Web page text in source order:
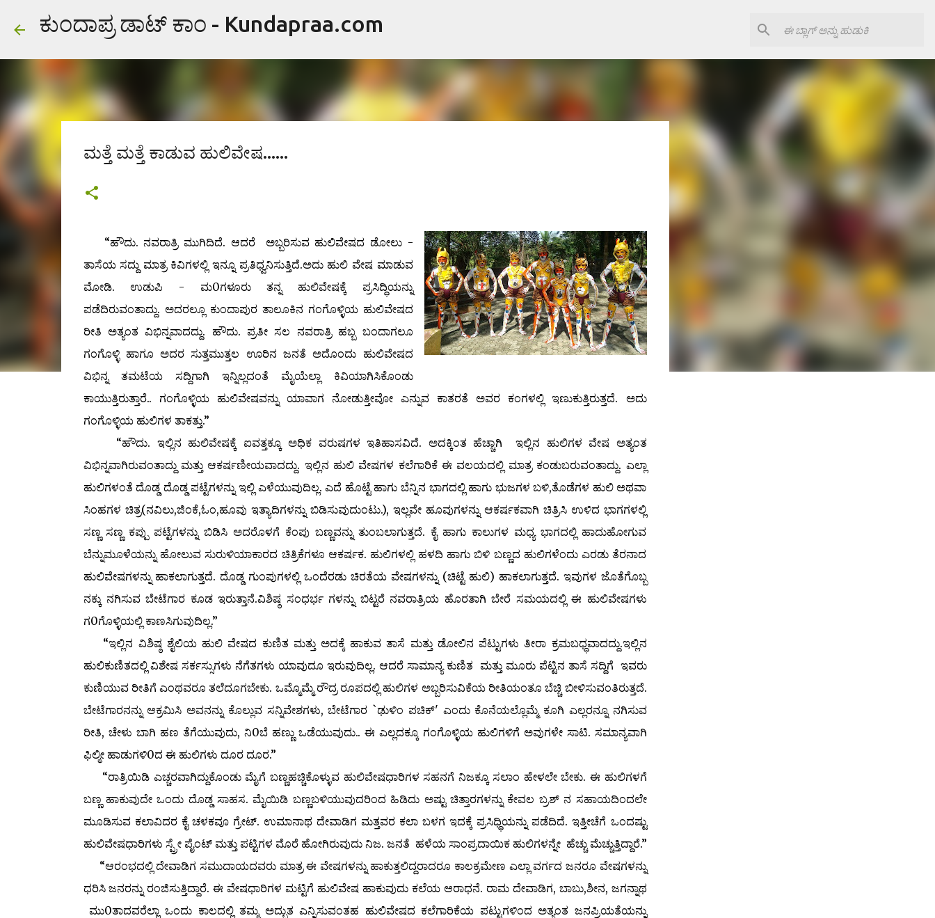
ಕುಂದಾಪ್ರ ಡಾಟ್ ಕಾಂ - Kundapraa.com
ಮತ್ತೆ ಮತ್ತೆ ಕಾಡುವ ಹುಲಿವೇಷ......
“ಹೌದು. ನವರಾತ್ರಿ ಮುಗಿದಿದೆ. ಆದರೆ ಅಬ್ಬರಿಸುವ ಹುಲಿವೇಷದ ಡೋಲು -
ತಾಸೆಯ ಸದ್ದು ಮಾತ್ರ ಕಿವಿಗಳಲ್ಲಿ ಇನ್ನೂ ಪ್ರತಿಧ್ವನಿಸುತ್ತಿದೆ.ಅದು ಹುಲಿ ವೇಷ ಮಾಡುವ
ಮೋಡಿ. ಉಡುಪಿ - ಮ0ಗಳೂರು ತನ್ನ ಹುಲಿವೇಷಕ್ಕೆ ಪ್ರಸಿದ್ಧಿಯನ್ನು
ಪಡೆದಿರುವಂತಾದ್ದು. ಅದರಲ್ಲೂ ಕುಂದಾಪುರ ತಾಲೂಕಿನ ಗಂಗೊಳ್ಳಿಯ ಹುಲಿವೇಷದ
ರೀತಿ ಅತ್ಯಂತ ವಿಭಿನ್ನವಾದದ್ದು. ಹೌದು. ಪ್ರತೀ ಸಲ ನವರಾತ್ರಿ ಹಬ್ಬ ಬಂದಾಗಲೂ
ಗಂಗೊಳ್ಳಿ ಹಾಗೂ ಅದರ ಸುತ್ತಮುತ್ತಲ ಊರಿನ ಜನತೆ ಅದೊಂದು ಹುಲಿವೇಷದ
ವಿಭಿನ್ನ ತಮಟೆಯ ಸದ್ದಿಗಾಗಿ ಇನ್ನಿಲ್ಲದಂತೆ ಮೈಯೆಲ್ಲಾ ಕಿವಿಯಾಗಿಸಿಕೊಂಡು
ಕಾಯುತ್ತಿರುತ್ತಾರೆ.. ಗಂಗೊಳ್ಳಿಯ ಹುಲಿವೇಷವನ್ನು ಯಾವಾಗ ನೋಡುತ್ತೀವೋ ಎನ್ನುವ ಕಾತರತೆ ಅವರ ಕಂಗಳಲ್ಲಿ ಇಣುಕುತ್ತಿರುತ್ತದೆ. ಅದು
ಗಂಗೊಳ್ಳಿಯ ಹುಲಿಗಳ ತಾಕತ್ತು.”
“ಹೌದು. ಇಲ್ಲಿನ ಹುಲಿವೇಷಕ್ಕೆ ಐವತ್ತಕ್ಕೂ ಅಧಿಕ ವರುಷಗಳ ಇತಿಹಾಸವಿದೆ. ಅದಕ್ಕಿಂತ ಹೆಚ್ಚಾಗಿ ಇಲ್ಲಿನ ಹುಲಿಗಳ ವೇಷ ಅತ್ಯಂತ
ವಿಭಿನ್ನವಾಗಿರುವಂತಾದ್ದು ಮತ್ತು ಆಕರ್ಷಣೀಯವಾದದ್ದು. ಇಲ್ಲಿನ ಹುಲಿ ವೇಷಗಳ ಕಲೆಗಾರಿಕೆ ಈ ವಲಯದಲ್ಲಿ ಮಾತ್ರ ಕಂಡುಬರುವಂತಾದ್ದು. ಎಲ್ಲಾ
ಹುಲಿಗಳಂತೆ ದೊಡ್ಡ ದೊಡ್ಡ ಪಟ್ಟೆಗಳನ್ನು ಇಲ್ಲಿ ಎಳೆಯುವುದಿಲ್ಲ. ಎದೆ ಹೊಟ್ಟೆ ಹಾಗು ಬೆನ್ನಿನ ಭಾಗದಲ್ಲಿ ಹಾಗು ಭುಜಗಳ ಬಳಿ,ತೊಡೆಗಳ ಹುಲಿ ಅಥವಾ
ಸಿಂಹಗಳ ಚಿತ್ರ(ನವಿಲು,ಜಿಂಕೆ,ಓಂ,ಹೂವು ಇತ್ಯಾದಿಗಳನ್ನು ಬಿಡಿಸುವುದುಂಟು.), ಇಲ್ಲವೇ ಹೂವುಗಳನ್ನು ಆಕರ್ಷಕವಾಗಿ ಚಿತ್ರಿಸಿ ಉಳಿದ ಭಾಗಗಳಲ್ಲಿ
ಸಣ್ಣ ಸಣ್ಣ ಕಪ್ಪು ಪಟ್ಟೆಗಳನ್ನು ಬಿಡಿಸಿ ಅದರೊಳಗೆ ಕೆಂಪು ಬಣ್ಣವನ್ನು ತುಂಬಲಾಗುತ್ತದೆ. ಕೈ ಹಾಗು ಕಾಲುಗಳ ಮಧ್ಯ ಭಾಗದಲ್ಲಿ ಹಾದುಹೋಗುವ
ಬೆನ್ನುಮೂಳೆಯನ್ನು ಹೋಲುವ ಸುರುಳಿಯಾಕಾರದ ಚಿತ್ರಿಕೆಗಳೂ ಆಕರ್ಷಕ. ಹುಲಿಗಳಲ್ಲಿ ಹಳದಿ ಹಾಗು ಬಿಳಿ ಬಣ್ಣದ ಹುಲಿಗಳೆಂದು ಎರಡು ತೆರನಾದ
ಹುಲಿವೇಷಗಳನ್ನು ಹಾಕಲಾಗುತ್ತದೆ. ದೊಡ್ಡ ಗುಂಪುಗಳಲ್ಲಿ ಒಂದೆರಡು ಚಿರತೆಯ ವೇಷಗಳನ್ನು (ಚಿಟ್ಟೆ ಹುಲಿ) ಹಾಕಲಾಗುತ್ತದೆ. ಇವುಗಳ ಜೊತೆಗೊಬ್ಬ
ನಕ್ಕು ನಗಿಸುವ ಬೇಟೆಗಾರ ಕೂಡ ಇರುತ್ತಾನೆ.ವಿಶಿಷ್ಠ ಸಂಧರ್ಭ ಗಳನ್ನು ಬಿಟ್ಟರೆ ನವರಾತ್ರಿಯ ಹೊರತಾಗಿ ಬೇರೆ ಸಮಯದಲ್ಲಿ ಈ ಹುಲಿವೇಷಗಳು
ಗ0ಗೊಳ್ಳಿಯಲ್ಲಿ ಕಾಣಸಿಗುವುದಿಲ್ಲ.”
“ಇಲ್ಲಿನ ವಿಶಿಷ್ಠ ಶೈಲಿಯ ಹುಲಿ ವೇಷದ ಕುಣಿತ ಮತ್ತು ಅದಕ್ಕೆ ಹಾಕುವ ತಾಸೆ ಮತ್ತು ಡೋಲಿನ ಪೆಟ್ಟುಗಳು ತೀರಾ ಕ್ರಮಬಧ್ಧವಾದದ್ದು.ಇಲ್ಲಿನ
ಹುಲಿಕುಣಿತದಲ್ಲಿ ವಿಶೇಷ ಸರ್ಕಸ್ಸುಗಳು ನೆಗೆತಗಳು ಯಾವುದೂ ಇರುವುದಿಲ್ಲ. ಆದರೆ ಸಾಮಾನ್ಯ ಕುಣಿತ ಮತ್ತು ಮೂರು ಪೆಟ್ಟಿನ ತಾಸೆ ಸದ್ದಿಗೆ ಇವರು
ಕುಣಿಯುವ ರೀತಿಗೆ ಎಂಥವರೂ ತಲೆದೂಗಬೇಕು. ಒಮ್ಮೊಮ್ಮೆ ರೌದ್ರ ರೂಪದಲ್ಲಿ ಹುಲಿಗಳ ಅಬ್ಬರಿಸುವಿಕೆಯ ರೀತಿಯಂತೂ ಬೆಚ್ಚಿ ಬೀಳಿಸುವಂತಿರುತ್ತದೆ.
ಬೇಟೆಗಾರನನ್ನು ಆಕ್ರಮಿಸಿ ಅವನನ್ನು ಕೊಲ್ಲುವ ಸನ್ನಿವೇಶಗಳು, ಬೇಟೆಗಾರ `ಢುಳಿಂ ಪಚಿಕ್' ಎಂದು ಕೊನೆಯಲ್ಲೊಮ್ಮೆ ಕೂಗಿ ಎಲ್ಲರನ್ನೂ ನಗಿಸುವ
ರೀತಿ, ಚೇಳು ಬಾಗಿ ಹಣ ತೆಗೆಯುವುದು, ನಿ0ಬೆ ಹಣ್ಣು ಒಡೆಯುವುದು.. ಈ ಎಲ್ಲದಕ್ಕೂ ಗಂಗೊಳ್ಳಿಯ ಹುಲಿಗಳಿಗೆ ಅವುಗಳೇ ಸಾಟಿ. ಸಮಾನ್ಯವಾಗಿ
ಫಿಲ್ಮೀ ಹಾಡುಗಳಿ0ದ ಈ ಹುಲಿಗಳು ದೂರ ದೂರ.”
“ರಾತ್ರಿಯಿಡಿ ಎಚ್ಚರವಾಗಿದ್ದುಕೊಂಡು ಮೈಗೆ ಬಣ್ಣಹಚ್ಚಿಕೊಳ್ಳುವ ಹುಲಿವೇಷಧಾರಿಗಳ ಸಹನಗೆ ನಿಜಕ್ಕೂ ಸಲಾಂ ಹೇಳಲೇ ಬೇಕು. ಈ ಹುಲಿಗಳಗೆ
ಬಣ್ಣ ಹಾಕುವುದೇ ಒಂದು ದೊಡ್ಡ ಸಾಹಸ. ಮೈಯಿಡಿ ಬಣ್ಣಬಳಿಯುವುದರಿಂದ ಹಿಡಿದು ಅಷ್ಟು ಚಿತ್ತಾರಗಳನ್ನು ಕೇವಲ ಬ್ರಶ್ ನ ಸಹಾಯದಿಂದಲೇ
ಮೂಡಿಸುವ ಕಲಾವಿದರ ಕೈ ಚಳಕವೂ ಗ್ರೇಟ್. ಉಮಾನಾಥ ದೇವಾಡಿಗ ಮತ್ತವರ ಕಲಾ ಬಳಗ ಇದಕ್ಕೆ ಪ್ರಸಿಧ್ಧಿಯನ್ನು ಪಡೆದಿದೆ. ಇತ್ತೀಚೆಗೆ ಒಂದಷ್ಟು
ಹುಲಿವೇಷಧಾರಿಗಳು ಸ್ಪ್ರೇ ಪೈಂಟ್ ಮತ್ತು ಪಟ್ಟಿಗಳ ಮೊರೆ ಹೋಗಿರುವುದು ನಿಜ. ಜನತೆ ಹಳೆಯ ಸಾಂಪ್ರದಾಯಿಕ ಹುಲಿಗಳನ್ನೇ ಹೆಚ್ಚು ಮೆಚ್ಚುತ್ತಿದ್ದಾರೆ.”
“ಆರಂಭದಲ್ಲಿ ದೇವಾಡಿಗ ಸಮುದಾಯದವರು ಮಾತ್ರ ಈ ವೇಷಗಳನ್ನು ಹಾಕುತ್ತಲಿದ್ದರಾದರೂ ಕಾಲಕ್ರಮೇಣ ಎಲ್ಲಾ ವರ್ಗದ ಜನರೂ ವೇಷಗಳನ್ನು
ಧರಿಸಿ ಜನರನ್ನು ರಂಜಿಸುತ್ತಿದ್ದಾರೆ. ಈ ವೇಷಧಾರಿಗಳ ಮಟ್ಟಿಗೆ ಹುಲಿವೇಷ ಹಾಕುವುದು ಕಲೆಯ ಆರಾಧನೆ. ರಾಮ ದೇವಾಡಿಗ, ಬಾಬು,ಶೀನ, ಜಗನ್ನಾಥ
ಮು0ತಾದವರೆಲ್ಲಾ ಒಂದು ಕಾಲದಲ್ಲಿ ತಮ್ಮ ಅದ್ಭುತ ಎನ್ನಿಸುವಂತಹ ಹುಲಿವೇಷದ ಕಲೆಗಾರಿಕೆಯ ಪಟ್ಟುಗಳಿಂದ ಅತ್ಯಂತ ಜನಪ್ರಿಯತೆಯನ್ನು